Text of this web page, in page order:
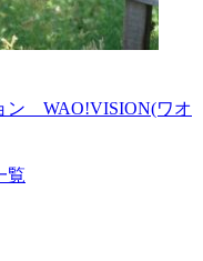
ン WAO!VISION(ワオ
覧